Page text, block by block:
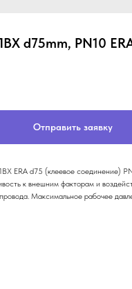
d75mm, PN10
Отправить заявку
ERA d75 (клеевое соединение)
к внешним факторам и
Максимальное рабочее